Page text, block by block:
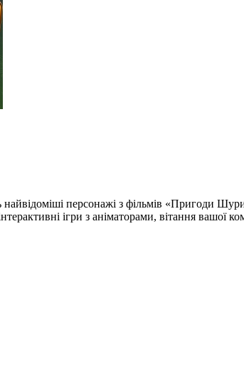
найвідоміші персонажі з фільмів «Пригоди
ігри з аніматорами, вітання вашої